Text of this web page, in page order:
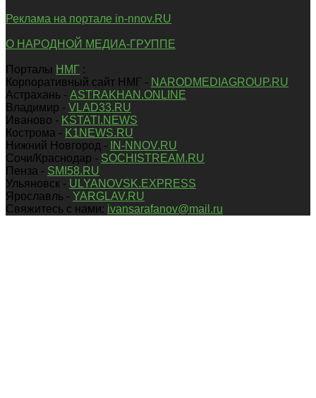
Реклама на портале in-nnov.RU
О НАРОДНОЙ МЕДИА-ГРУППЕ
Порталы НМГ :
Корпоративный сайт НМГ - NARODMEDIAGROUP.RU
Астрахань - ASTRAKHAN.ONLINE
Владимир - VLAD33.RU
Иваново - KSTATI.NEWS
Кострома - K1NEWS.RU
Нижний Новгород -
IN-NNOV.RU
Сочи/Краснодар - SOCHISTREAM.RU
Пенза - SMI58.RU
Ульяновск - ULYANOVSK.EXPRESS
Ярославль - YARGLAV.RU
Свяжитесь с нами: ivansarafanov@mail.ru